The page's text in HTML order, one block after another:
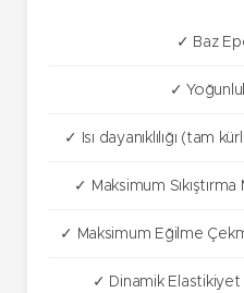
✓ Baz
✓
✓ Isı dayanıklılığı (tam
✓ Maksimum
✓ Maksimum Eğilme
✓ Dinamik